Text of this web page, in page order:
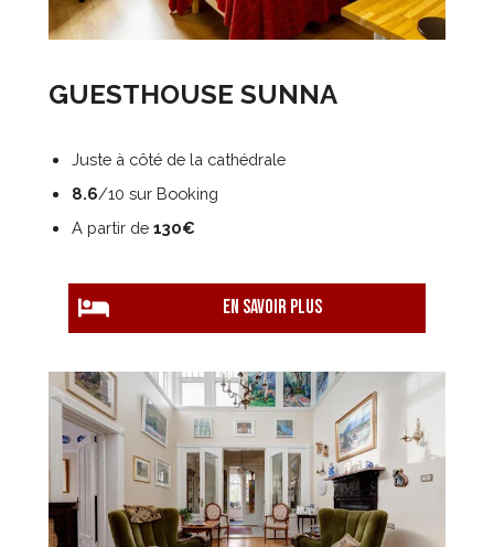
GUESTHOUSE SUNNA
Juste à côté de la cathédrale
8.6/10 sur Booking
A partir de 130€
EN savoir plus